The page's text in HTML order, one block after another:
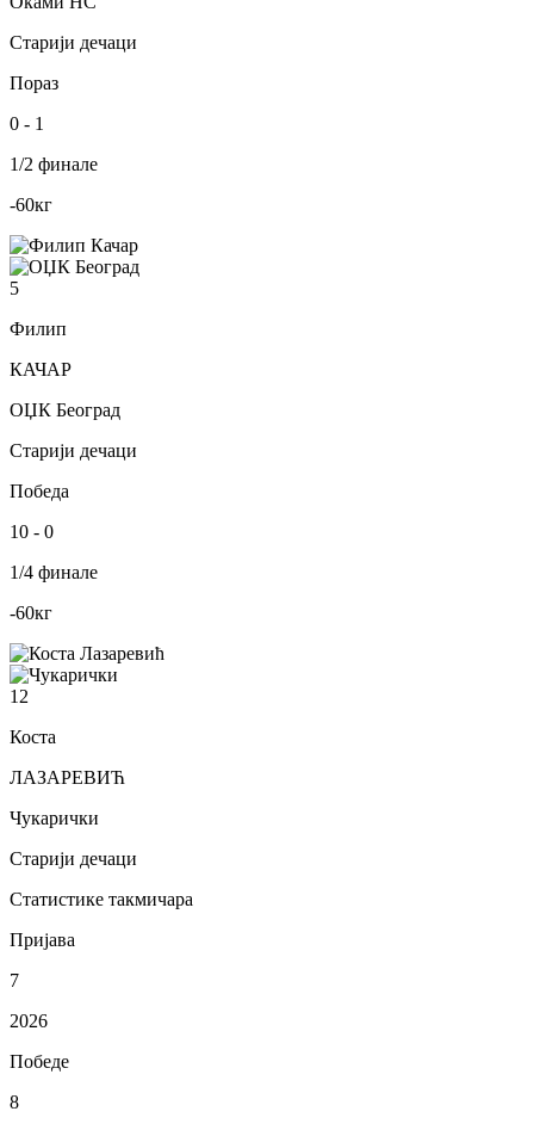
Старији дечаци
Пораз
0 - 1
1/2 финале
-60кг
5
Филип
КАЧАР
ОЏК Београд
Старији дечаци
Победа
10 - 0
1/4 финале
-60кг
12
Коста
ЛАЗАРЕВИЋ
Чукарички
Старији дечаци
Статистике такмичара
Пријава
7
2026
Победе
8